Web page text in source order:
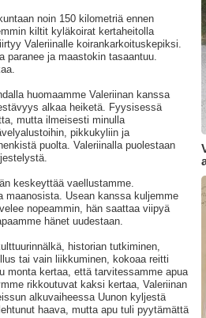
noin 150 kilometriä ennen
kiltit kyläkoirat kertaheitolla
Valeriinalle koirankarkoituskepiksi.
paranee ja maastokin tasaantuu.
huomaamme Valeriinan kanssa
alkaa heiketä. Fyysisessä
mutta ilmeisesti minulla
pikkukyliin ja
puolta. Valeriinalla puolestaan
keskeyttää vaellustamme.
maanosista. Usean kanssa kuljemme
nopeammin, hän saattaa viipyä
hänet uudestaan.
historian tutkiminen,
tai vain liikkuminen, kokoaa reitti
monta kertaa, että tarvitessamme apua
rikkoutuvat kaksi kertaa, Valeriinan
alkuvaiheessa Uunon kyljestä
haava, mutta apu tuli pyytämättä